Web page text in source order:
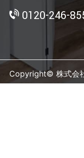
0120-246-
Copyright© 株式会